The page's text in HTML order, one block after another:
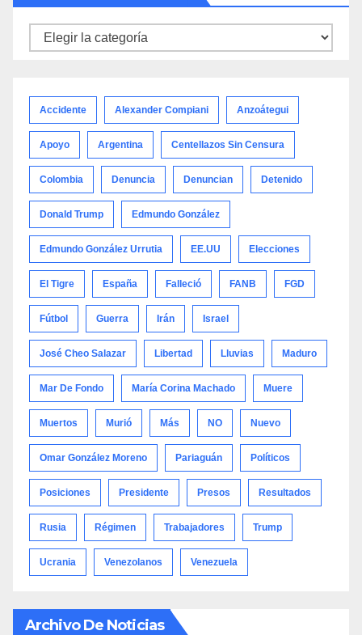
Noticias
Accidente Alexander Compiani Anzoátegui
Apoyo Argentina Centellazos Sin Censura
Colombia Denuncia Denuncian Detenido
Donald Trump Edmundo González
Edmundo González Urrutia EE.UU Elecciones
El Tigre España Falleció FANB FGD
Fútbol Guerra Irán Israel
José Cheo Salazar Libertad Lluvias Maduro
Mar De Fondo María Corina Machado Muere
Muertos Murió Más NO Nuevo
Omar González Moreno Pariaguán Políticos
Posiciones Presidente Presos Resultados
Rusia Régimen Trabajadores Trump
Ucrania Venezolanos Venezuela
Archivo De Noticias